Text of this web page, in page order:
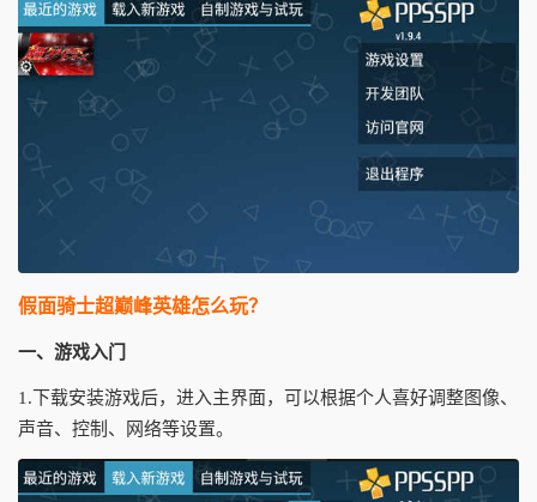
假面骑士超巅峰英雄怎么玩？
一、游戏入门
1.下载安装游戏后，进入主界面，可以根据个人喜好调整图像、
声音、控制、网络等设置。